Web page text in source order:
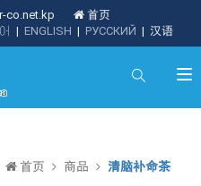
co.net.kp
首页
| 汉语
| РУССКИЙ
| ENGLISH
首页 商品 清脑补命茶